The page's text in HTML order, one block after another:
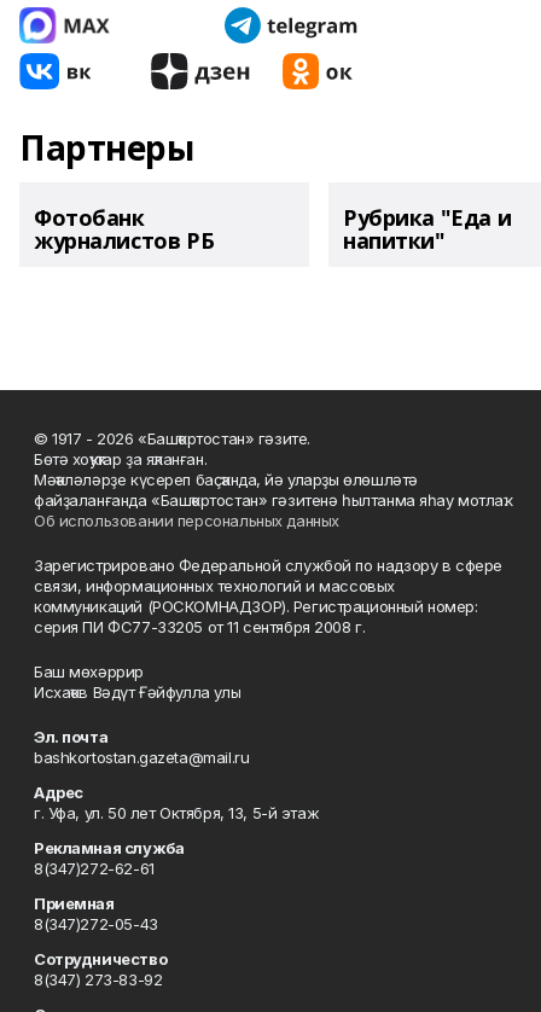
Партнеры
Фотобанк
журналистов РБ
Рубрика "Еда и
напитки"
© 1917 - 2026 «Башҡортостан» гәзите.
Бөтә хоҡуҡтар ҙа яҡланған.
Мәҡәләләрҙе күсереп баҫҡанда, йә уларҙы өлөшләтә
файҙаланғанда «Башҡортостан» гәзитенә һылтанма яһау мотлаҡ.
Об использовании персональных данных
Зарегистрировано Федеральной службой по надзору в сфере
связи, информационных технологий и массовых
коммуникаций (РОСКОМНАДЗОР). Регистрационный номер:
серия ПИ ФС77-33205 от 11 сентября 2008 г.
Баш мөхәррир
Исхаҡов Вәдүт Ғәйфулла улы
Эл. почта
bashkortostan.gazeta@mail.ru
Адрес
г. Уфа, ул. 50 лет Октября, 13, 5-й этаж
Рекламная служба
8(347)272-62-61
Приемная
8(347)272-05-43
Сотрудничество
8(347) 273-83-92